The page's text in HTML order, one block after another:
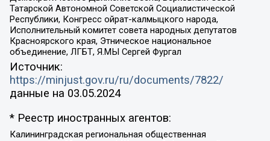
Татарской Автономной Советской Социалистической
Республики, Конгресс ойрат-калмыцкого народа,
Исполнительный комитет совета народных депутатов
Красноярского края, Этническое национальное
объединение, ЛГБТ, Я.МЫ Сергей Фургал
Источник:
https://minjust.gov.ru/ru/documents/7822/
данные на 03.05.2024
* Реестр иностранных агентов:
Калининградская региональная общественная организация "Экозащита!-Женсовет", Фонд содействия защите прав и свобод граждан "Общественный вердикт", Фонд "Институт Развития Свободы Информации", Частное учреждение "Информационное агентство МЕМО. РУ", Региональная общественная организация "Общественная комиссия по сохранению наследия академика Сахарова", Фонд поддержки свободы прессы, Санкт-Петербургская общественная правозащитная организация "Гражданский контроль", Межрегиональная общественная организация "Информационно-просветительский центр "Мемориал", Региональный Фонд "Центр Защиты Прав Средств Массовой Информации", с 05.12.2023 Фонд "Центр Защиты Прав Средств массовой информации", Региональная общественная благотворительная организация помощи беженцам и мигрантам "Гражданское содействие", Негосударственное образовательное учреждение дополнительного профессионального образования (повышение квалификации) специалистов "АКАДЕМИЯ ПО ПРАВАМ ЧЕЛОВЕКА", Свердловская региональная общественная организация "Сутяжник", Автономная некоммерческая организация "Центр независимых социологических исследований", Союз общественных объединений "Российский исследовательский центр по правам человека", Региональное общественное учреждение научно-информационный центр "МЕМОРИАЛ", Некоммерческая организация "Фонд защиты гласности", Автономная некоммерческая организация "Институт прав человека", Городская общественная организация "Екатеринбургское общество "МЕМОРИАЛ", Городская общественная организация "Рязанское историко-просветительское и правозащитное общество "Мемориал" (Рязанский Мемориал), Челябинский региональный орган общественной самодеятельности – женское общественное объединение "Женщины Евразии", Челябинский региональный орган общественной самодеятельности "Уральская правозащитная группа", Фонд содействия защите здоровья и социальной справедливости имени Андрея Рылькова, Автономная Некоммерческая Организация "Аналитический Центр Юрия Левады", Автономная некоммерческая организация социальной поддержки населения "Проект Апрель", Региональная общественная организация помощи женщинам и детям, находящимся в кризисной ситуации "Информационно-методический центр "Анна", Фонд содействия развитию массовых коммуникаций и правовому просвещению "Так-так-Так", Фонд содействия устойчивому развитию "Серебряная тайга", Свердловский региональный общественный фонд социальных проектов "Новое время", "Idel.Реалии", Кавказ.Реалии, Крым.Реалии, Телеканал Настоящее Время, Татаро-башкирская служба Радио Свобода (Azatliq Radiosi), Радио Свободная Европа/Радио Свобода (PCE/PC), "Сибирь.Реалии", "Фактограф", Благотворительный фонд помощи осужденным и их семьям, Автономная некоммерческая организация "Институт глобализации и социальных движений", Фонд "В защиту прав заключенных", Частное учреждение "Центр поддержки и содействия развитию средств массовой информации", Пензенский региональный общественный благотворительный фонд "Гражданский союз", "Север.Реалии", Некоммерческая организация Фонд "Правовая инициатива", Общество с ограниченной ответственностью "Радио Свободная Европа/Радио Свобода", Чешское информационное агентство "MEDIUM-ORIENT", Красноярская региональная общественная организация "Мы против СПИДа", Камалягин Денис Николаевич, Маркелов Сергей Евгеньевич, Пономарев Лев Александрович, Савицкая Людмила Алексеевна, Автономная некоммерческая организация "Центр по работе с проблемой насилия "НАСИЛИЮ.НЕТ", Межрегиональный профессиональный союз работников здравоохранения "Альянс врачей", Юридическое лицо, зарегистрированное в Латвийской Республике, SIA "Medusa Project" (регистрационный номер 40103797863, дата регистрации 10.06.2014), Некоммерческая организация "Фонд по борьбе с коррупцией", Автономная некоммерческая организация "Институт права и публичной политики", Баданин Роман Сергеевич, Гликин Максим Александрович, Железнова Мария Михайловна, Лукьянова Юлия Сергеевна, Маетная Елизавета Витальевна, Маняхин Петр Борисович, Чуракова Ольга Владимировна, Ярош Юлия Петровна, Юридическое лицо "The Insider SIA", зарегистрированное в Риге, Латвийская Республика (дата регистрации 26.06.2015), являющееся администратором доменного имени интернет-издания "The Insider SIA", https://theins.ru, Постернак Алексей Евгеньевич, Рубин Михаил Аркадьевич, Анин Роман Александрович, Юридическое лицо Istories fonds, зарегистрированное в Латвийской Республике (регистрационный номер 50008295751, дата регистрации 24.02.2020), Великовский Дмитрий Александрович, Долинина Ирина Николаевна, Мароховская Алеся Алексеевна, Шлейнов Роман Юрьевич, Шмагун Олеся Валентиновна, Общество с ограниченной ответственностью "Альтаир 2021", Общество с ограниченной ответственностью "Вега 2021", Общество с ограниченной ответственностью "Главный редактор 2021", Общество с ограниченной ответственностью "Ромашки монолит", Важенков Артем Валерьевич, Ивановская областная общественная организация "Центр гендерных исследований", Гурман Юрий Альбертович, Медиапроект "ОВД-Инфо", Егоров Владимир Владимирович, Жилинский Владимир Александрович, Общество с ограниченной ответственностью "ЗП", Иванова София Юрьевна, Карезина Инна Павловна, Кильтау Екатерина Викторовна, Петров Алексей Викторович, Пискунов Сергей Евгеньевич, Смирнов Сергей Сергеевич, Тихонов Михаил Сергеевич, Общество с ограниченной ответственностью "ЖУРНАЛИСТ-ИНОСТРАННЫЙ АГЕНТ", Арапова Галина Юрьевна, Вольтская Татьяна Анатольевна, Американская компания "Mason G.E.S. Anonymous Foundation" (США), являющаяся владельцем интернет-издания https://mnews.world/, Компания "Stichting Bellingcat", зарегистрированная в Нидерландах (дата регистрации 11.07.2018), Захаров Андрей Вячеславович, Клепиковская Екатерина Дмитриевна, Общество с ограниченной ответственностью "МЕМО", Перл Роман Александрович, Симонов Евгений Алексеевич, Соловьева Елена Анатольевна, Сотников Даниил Владимирович, Сурначева Елизавета Дмитриевна, Автономная некоммерческая организация по защите прав человека и информированию населения "Якутия – Наше Мнение", Общество с ограниченной ответственностью "Москоу диджитал медиа", с 26.01.2023 Общество с ограниченной ответственностью "Чайка Белые сады", Ветошкина Валерия Валерьевна, Заговора Максим Александрович, Межрегиональное общественное движение "Российская ЛГБТ - сеть", Оленичев Максим Владимирович, Павлов Иван Юрьевич, Скворцова Елена Сергеевна, Общество с ограниченной ответственностью "Как бы инагент", Кочетков Игорь Викторович, Общество с ограниченной ответственностью "Честные выборы", Еланчик Олег Александрович, Общество с ограниченной ответственностью "Нобелевский призыв", Гималова Регина Эмилевна, Григорьев Андрей Валерьевич, Григорьева Алина Александровна, Ассоциация по содействию защите прав призывников, альтернативнослужащих и военнослужащих "Правозащитная группа "Гражданин.Армия.Право", Хисамова Регина Фаритовна, Автономная некоммерческая организация по реализации социально-правовых программ "Лилит", Дальневосточное общественное движение "Маяк", Санкт-Петербургская ЛГБТ-инициативная группа "Выход", Инициативная группа ЛГБТ+ "Реверс", Алексеев Андрей Викторович, Бекбулатова Таисия Львовна, Беляев Иван Михайлович, Владыкина Елена Сергеевна, Гельман Марат Александрович, Никульшина Вероника Юрьевна, Толоконникова Надежда Андреевна, Шендерович Виктор Анатольевич, Общество с ограниченной ответственностью "Данное сообщение", Общество с ограниченной ответственностью Издательский дом "Новая глава", Айнбиндер Александра Александровна, Московский комьюнити-центр для ЛГБТ+инициатив, Благотворительный фонд развития филантропии, Deutsche Welle (Германия, Kurt-Schumacher-Strasse 3, 53113 Bonn), Борзунова Мария Михайловна, Воробьев Виктор Викторович, Голубева Анна Львовна, Константинова Алла Михайловна, Малкова Ирина Владимировна, Мурадов Мурад Абдулгалимович, Осетинская Елизавета Николаевна, Понасенков Евгений Николаевич, Ганапольский Матвей Юрьевич, Киселев Евгений Алексеевич, Борухович Ирина Григорьевна, Дремин Иван Тимофеевич, Дубровский Дмитрий Викторович, Красноярская региональная общественная организация поддержки и развития альтернативных образовательных технологий и межкультурных коммуникаций "ИНТЕРРА", Маяковская Екатерина Алексеевна, Фейгин Марк Захарович, Филимонов Андрей Викторович, Дзугкоева Регина Николаевна, Доброхотов Роман Александрович, Дудь Юрий Александрович, Елкин Сергей Владимирович, Кругликов Кирилл Игоревич, Сабунаева Мария Леонидовна, Семенов Алексей Владимирович, Шаинян Карен Багратович, Шульман Екатерина Михайловна, Асафьев Артур Валерьевич, Вахштайн Виктор Семенович, Венедиктов Алексей Алексеевич, Лушникова Екатерина Евгеньевна, Волков Леонид Михайлович, Невзоров Александр Глебович, Пархоменко Сергей Борисович, Сироткин Ярослав Николаевич, Кара-Мурза Владимир Владимирович, Баранова Наталья Владимировна, Гозман Леонид Яковлевич, Кагарлицкий Борис Юльевич, Климарев Михаил Валерьевич, Милов Владимир Станиславович, Автономная некоммерческая организация Краснодарский центр современного искусства "Типография", Моргенштерн Алишер Тагирович, Соболь Любовь Эдуардовна, Общество с ограниченной ответственностью "ЛИЗА НОРМ", Каспаров Гарри Кимович, Ходорковский Михаил Борисович, Общество с ограниченной ответственностью "Апрельские тезисы", Данилович Ирина Брониславовна, Кашин Олег Владимирович, Петров Николай Владимирович, Пивоваров Алексей Владимирович, Соколов Михаил Владимирович, Цветкова Юлия Владимировна, Чичваркин Евгений Александрович, Комитет против пыток/Команда против пыток, Общество с ограниченной ответственностью "Первый научный", Общество с ограниченной ответственностью "Вертолет и ко", Белоцерковская Вероника Борисовна, Кац Максим Евгеньевич, Лазарева Татьяна Юрьевна, Шаведдинов Руслан Табризович, Яшин Илья Валерьевич, Общество с ограниченной ответственностью "Иноагент ААВ", Алешковский Дмитрий Петрович, Альбац Евгения Марковна, Быков Дмитрий Львович, Галямина Юлия Евгеньевна, Лойко Сергей Леонидович, Мартынов Кирилл Константинович, Медведев Сергей Александрович, Крашенинников Федор Геннадиевич, Гордеева Катерина Вл